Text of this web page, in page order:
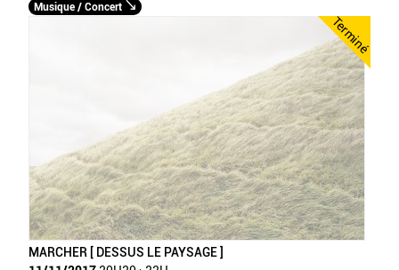
Musique / Concert
Terminé
MARCHER [ DESSUS LE PAYSAGE ]